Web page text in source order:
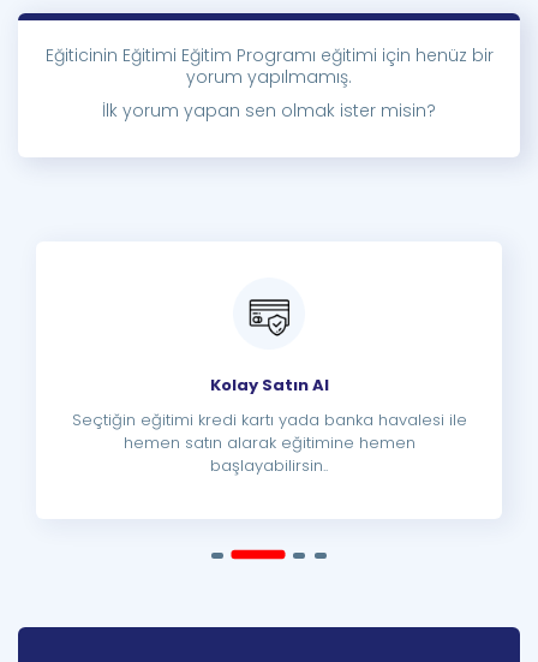
Eğiticinin Eğitimi Eğitim Programı eğitimi için henüz bir
yorum yapılmamış.
İlk yorum yapan sen olmak ister misin?
Kolay Satın Al
Seçtiğin eğitimi kredi kartı yada banka havalesi ile
hemen satın alarak eğitimine hemen
başlayabilirsin..